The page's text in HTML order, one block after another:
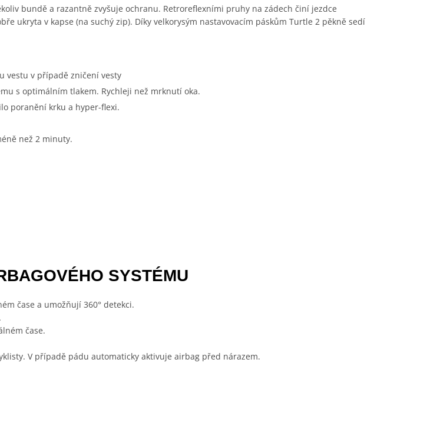
bundě a razantně zvyšuje ochranu. Retroreflexními pruhy na zádech činí jezdce
ukryta v kapse (na suchý zip). Díky velkorysým nastavovacím páskům Turtle 2 pěkně sedí
vestu v případě zničení vesty
s optimálním tlakem. Rychleji než mrknutí oka.
poranění krku a hyper-flexi.
než 2 minuty.
SYSTÉMU
čase a umožňují 360° detekci.
čase.
V případě pádu automaticky aktivuje airbag před nárazem.